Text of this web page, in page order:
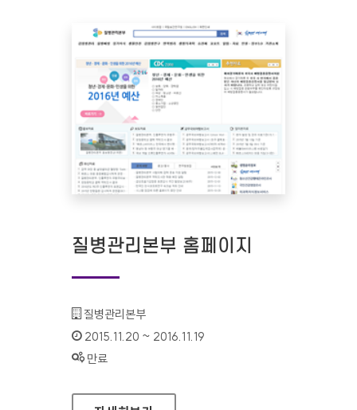
질병관리본부 홈페이지
기관명 :
질병관리본부
인증기간 :
2015.11.20 ~ 2016.11.19
상태 :
만료